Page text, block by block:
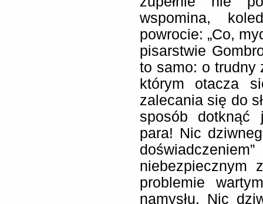
wspomina,
powrocie: „Co,
pisarstwie
to samo: o trudny
którym otacza
zalecania się do
sposób dotknąć
para! Nic
niebezpiecznym
problemie
namysłu. Nic